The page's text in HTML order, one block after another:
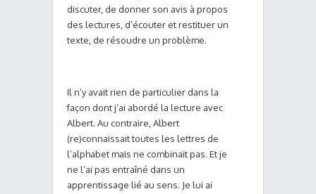
discuter, de donner son avis à propos
des lectures, d’écouter et restituer un
texte, de résoudre un problème.
Il n’y avait rien de particulier dans la
façon dont j’ai abordé la lecture avec
Albert. Au contraire, Albert
(re)connaissait toutes les lettres de
l’alphabet mais ne combinait pas. Et je
ne l’ai pas entraîné dans un
apprentissage lié au sens. Je lui ai